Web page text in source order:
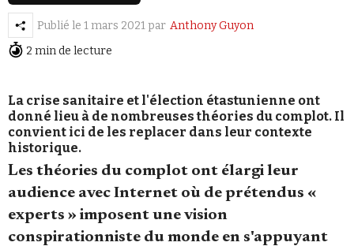
Faire un don
Publié le 1 mars 2021 par Anthony Guyon
2 min de lecture
La crise sanitaire et l'élection étastunienne ont
donné lieu à de nombreuses théories du complot. Il
convient ici de les replacer dans leur contexte
historique.
Les théories du complot ont élargi leur
audience avec Internet où de prétendus «
experts » imposent une vision
conspirationniste du monde en s'appuyant